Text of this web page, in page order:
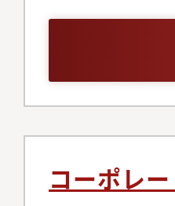
コーポレ